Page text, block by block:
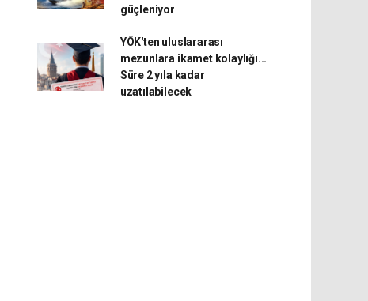
güçleniyor
YÖK'ten uluslararası
mezunlara ikamet kolaylığı...
Süre 2 yıla kadar
uzatılabilecek